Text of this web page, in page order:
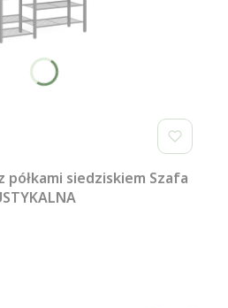
półkami siedziskiem Szafa